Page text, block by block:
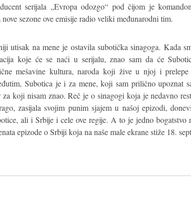
serijala „Evropa odozgo“ pod čijom je
nove sezone ove emisije radio veliki međunarodni tim.
utisak na mene je ostavila subotička sinagoga. Kada
koje će se naći u serijalu, znao sam da će
mešavine kultura, naroda koji žive u njoj i
Subotica je i za mene, koji sam prilično upoznat
za koji nisam znao. Reč je o sinagogi koja je nedavno
zasijala svojim punim sjajem u našoj epizodi,
ali i Srbije i cele ove regije. A to je jedno bogatstvo
epizode o Srbiji koja na naše male ekrane stiže 18.